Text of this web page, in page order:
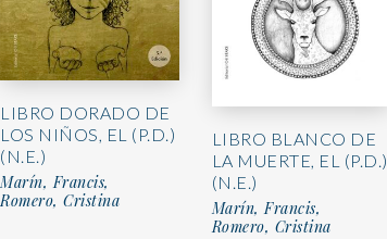
LIBRO DORADO DE
LOS NIÑOS, EL (P.D.)
(N.E.)
Marín, Francis,
Romero, Cristina
LIBRO BLANCO DE
LA MUERTE, EL (P.D.)
(N.E.)
Marín, Francis,
Romero, Cristina